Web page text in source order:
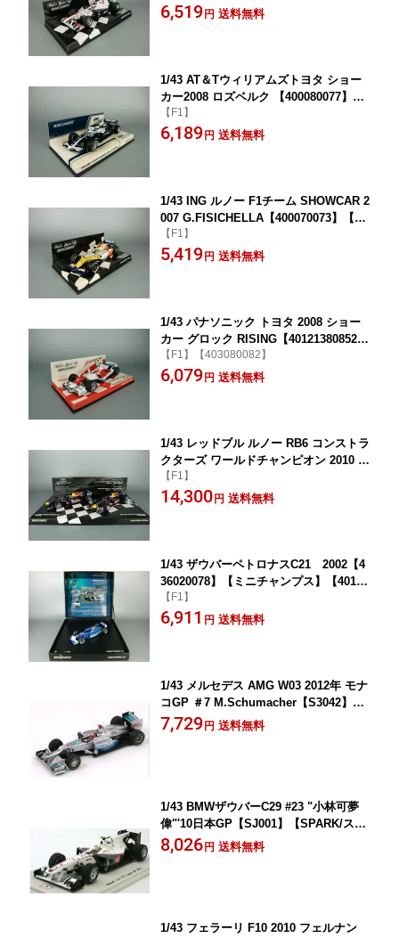
6,519 円 送料無料
1/43 AT＆Tウィリアムズトヨタ ショー
カー2008 ロズベルク 【400080077】
【ミニチャンプス】【4012138085060】
【F1】
6,189 円 送料無料
1/43 ING ルノー F1チーム SHOWCAR 2
007 G.FISICHELLA【400070073】【40
12138077485】【ミニチャンプス】
【F1】
5,419 円 送料無料
1/43 パナソニック トヨタ 2008 ショー
カー グロック RISING【401213808523
7】【ミニチャンプス】
【F1】【403080082】
6,079 円 送料無料
1/43 レッドブル ルノー RB6 コンストラ
クターズ ワールドチャンピオン 2010 S.
ベッテル/M.ウェバー 2台セット【41210
0508】【ミニチャンプス】【401213810
【F1】
14,300 円 送料無料
1/43 ザウバーペトロナスC21 2002【4
36020078】【ミニチャンプス】【40121
38045347】
【F1】
6,911 円 送料無料
1/43 メルセデス AMG W03 2012年 モナ
コGP ＃7 M.Schumacher【S3042】
【SPARK/スパーク】【958000693042
2】
7,729 円 送料無料
1/43 BMWザウバーC29 #23 "小林可夢
偉"'10日本GP【SJ001】【SPARK/スパ
ーク】【9580006760012】
8,026 円 送料無料
1/43 フェラーリ F10 2010 フェルナン